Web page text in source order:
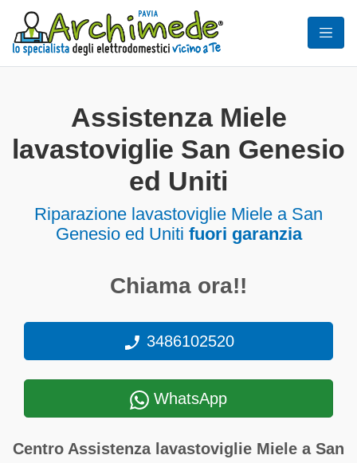
Assistenza Miele
lavastoviglie San Genesio
ed Uniti
Riparazione lavastoviglie Miele a San
Genesio ed Uniti fuori garanzia
Chiama ora!!
3486102520
WhatsApp
Centro Assistenza lavastoviglie Miele a San